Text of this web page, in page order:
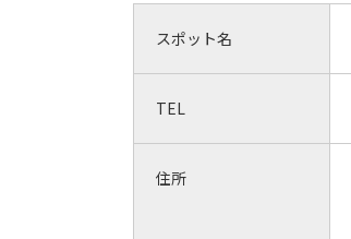
スポット名
TEL
住所